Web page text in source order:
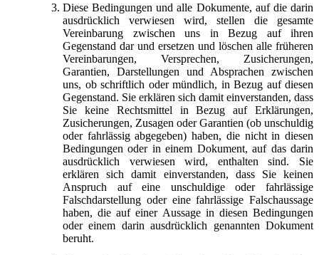
Diese Bedingungen und alle Dokumente, auf die darin
ausdrücklich verwiesen wird, stellen die gesamte
Vereinbarung zwischen uns in Bezug auf ihren
Gegenstand dar und ersetzen und löschen alle früheren
Vereinbarungen, Versprechen, Zusicherungen,
Garantien, Darstellungen und Absprachen zwischen
uns, ob schriftlich oder mündlich, in Bezug auf diesen
Gegenstand. Sie erklären sich damit einverstanden, dass
Sie keine Rechtsmittel in Bezug auf Erklärungen,
Zusicherungen, Zusagen oder Garantien (ob unschuldig
oder fahrlässig abgegeben) haben, die nicht in diesen
Bedingungen oder in einem Dokument, auf das darin
ausdrücklich verwiesen wird, enthalten sind. Sie
erklären sich damit einverstanden, dass Sie keinen
Anspruch auf eine unschuldige oder fahrlässige
Falschdarstellung oder eine fahrlässige Falschaussage
haben, die auf einer Aussage in diesen Bedingungen
oder einem darin ausdrücklich genannten Dokument
beruht.